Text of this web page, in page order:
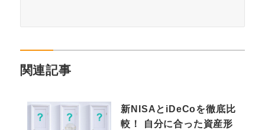
関連記事
新NISAとiDeCoを徹底比
較！ 自分に合った資産形